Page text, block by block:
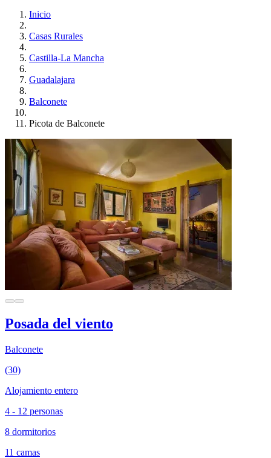
Inicio
Casas Rurales
Castilla-La Mancha
Guadalajara
Balconete
Picota de Balconete
Posada del viento
Balconete
(30)
Alojamiento entero
4 - 12 personas
8 dormitorios
11 camas